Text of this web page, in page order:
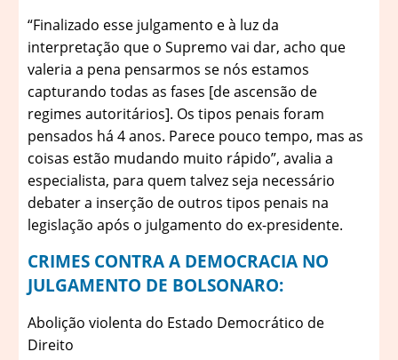
“Finalizado esse julgamento e à luz da
interpretação que o Supremo vai dar, acho que
valeria a pena pensarmos se nós estamos
capturando todas as fases [de ascensão de
regimes autoritários]. Os tipos penais foram
pensados há 4 anos. Parece pouco tempo, mas as
coisas estão mudando muito rápido”, avalia a
especialista, para quem talvez seja necessário
debater a inserção de outros tipos penais na
legislação após o julgamento do ex-presidente.
CRIMES CONTRA A DEMOCRACIA NO
JULGAMENTO DE BOLSONARO:
Abolição violenta do Estado Democrático de
Direito